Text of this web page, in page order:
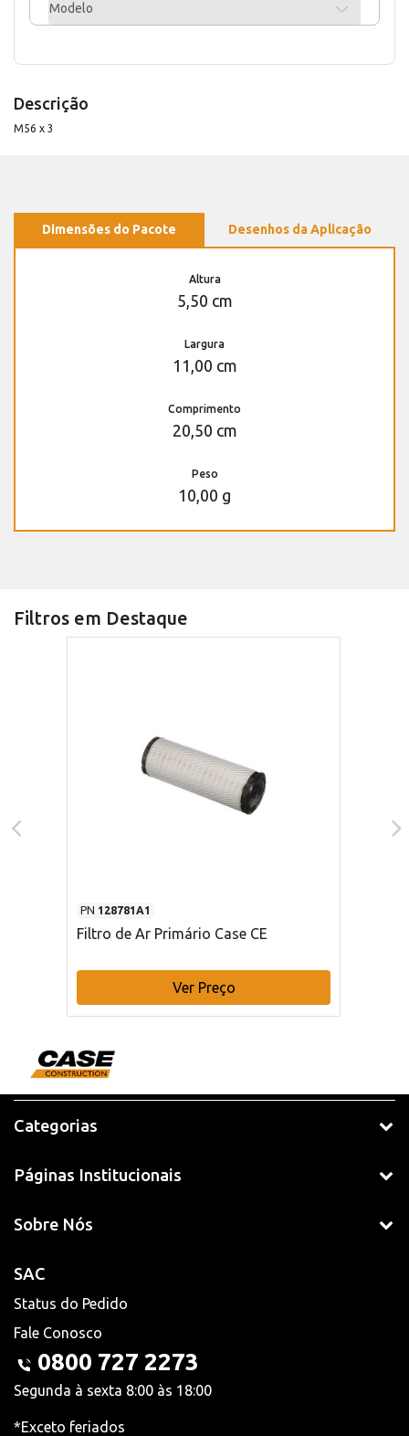
Modelo
Descrição
M56 x 3
Dimensões do Pacote Desenhos da Aplicação
Altura
5,50 cm
Largura
11,00 cm
Comprimento
20,50 cm
Peso
10,00 g
Filtros em Destaque
PN 128781A1
Filtro de Ar Primário Case CE
Ver Preço
Categorias
Páginas Institucionais
Sobre Nós
SAC
Status do Pedido
Fale Conosco
0800 727 2273
Segunda à sexta 8:00 às 18:00
*Exceto feriados